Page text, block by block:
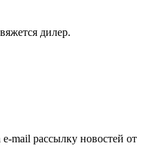
дилер.
mail рассылку новостей от